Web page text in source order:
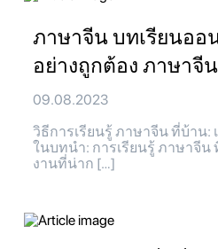
ภาษาจีน บทเรียนออ
อย่างถูกต้อง ภาษาจี
09.08.2023
วิธีการเรียนรู้ ภาษาจีน ที่บ้าน
ในบทนำ: การเรียนรู้ ภาษาจีน
งานที่น่าก […]